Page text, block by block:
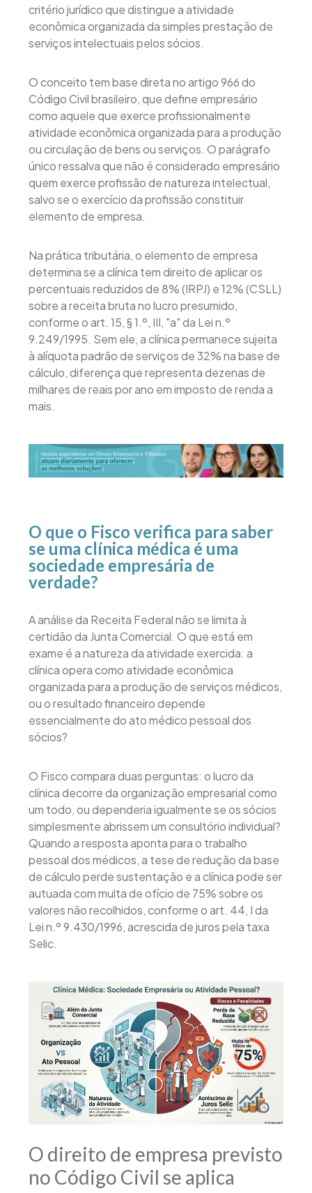
critério jurídico que distingue a atividade
econômica organizada da simples prestação de
serviços intelectuais pelos sócios.
O conceito tem base direta no artigo 966 do
Código Civil brasileiro, que define empresário
como aquele que exerce profissionalmente
atividade econômica organizada para a produção
ou circulação de bens ou serviços. O parágrafo
único ressalva que não é considerado empresário
quem exerce profissão de natureza intelectual,
salvo se o exercício da profissão constituir
elemento de empresa.
Na prática tributária, o elemento de empresa
determina se a clínica tem direito de aplicar os
percentuais reduzidos de 8% (IRPJ) e 12% (CSLL)
sobre a receita bruta no lucro presumido,
conforme o art. 15, § 1.º, III, "a" da Lei n.º
9.249/1995. Sem ele, a clínica permanece sujeita
à alíquota padrão de serviços de 32% na base de
cálculo, diferença que representa dezenas de
milhares de reais por ano em imposto de renda a
mais.
O que o Fisco verifica para saber
se uma clínica médica é uma
sociedade empresária de
verdade?
A análise da Receita Federal não se limita à
certidão da Junta Comercial. O que está em
exame é a natureza da atividade exercida: a
clínica opera como atividade econômica
organizada para a produção de serviços médicos,
ou o resultado financeiro depende
essencialmente do ato médico pessoal dos
sócios?
O Fisco compara duas perguntas: o lucro da
clínica decorre da organização empresarial como
um todo, ou dependeria igualmente se os sócios
simplesmente abrissem um consultório individual?
Quando a resposta aponta para o trabalho
pessoal dos médicos, a tese de redução da base
de cálculo perde sustentação e a clínica pode ser
autuada com multa de ofício de 75% sobre os
valores não recolhidos, conforme o art. 44, I da
Lei n.º 9.430/1996, acrescida de juros pela taxa
Selic.
O direito de empresa previsto
no Código Civil se aplica